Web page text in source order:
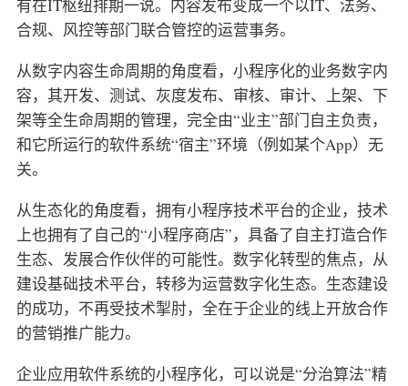
有在IT枢纽排期一说。内容发布变成一个以IT、法务、
合规、风控等部门联合管控的运营事务。
从数字内容生命周期的角度看，小程序化的业务数字内
容，其开发、测试、灰度发布、审核、审计、上架、下
架等全生命周期的管理，完全由“业主”部门自主负责，
和它所运行的软件系统“宿主”环境（例如某个App）无
关。
从生态化的角度看，拥有小程序技术平台的企业，技术
上也拥有了自己的“小程序商店”，具备了自主打造合作
生态、发展合作伙伴的可能性。数字化转型的焦点，从
建设基础技术平台，转移为运营数字化生态。生态建设
的成功，不再受技术掣肘，全在于企业的线上开放合作
的营销推广能力。
企业应用软件系统的小程序化，可以说是“分治算法”精